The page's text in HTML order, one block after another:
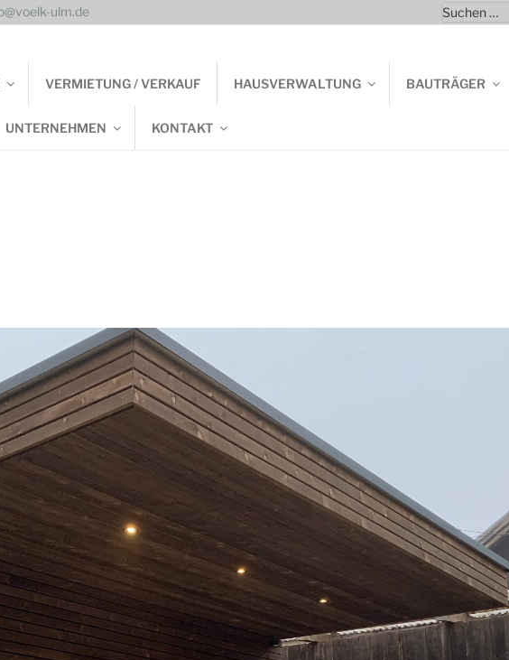
ulm.de
Suchen
nach:
VERMIETUNG / VERKAUF HAUSVERWALTUNG BAUTRÄGER
UNTERNEHMEN KONTAKT